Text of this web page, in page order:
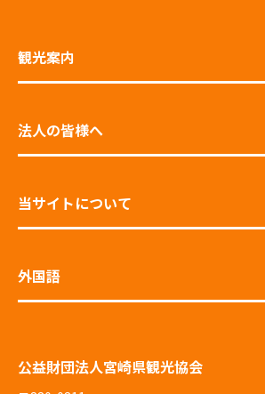
観光案内
法人の皆様へ
当サイトについて
外国語
公益財団法人宮崎県観光協会